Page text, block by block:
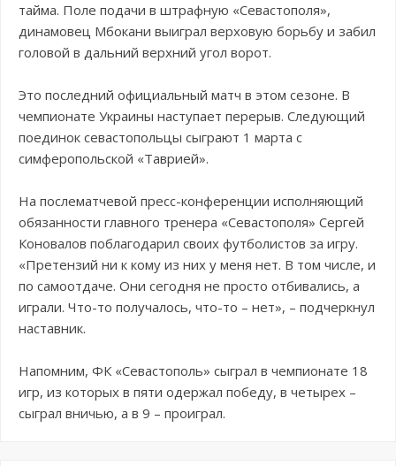
тайма. Поле подачи в штрафную «Севастополя»,
динамовец Мбокани выиграл верховую борьбу и забил
головой в дальний верхний угол ворот.
Это последний официальный матч в этом сезоне. В
чемпионате Украины наступает перерыв. Следующий
поединок севастопольцы сыграют 1 марта с
симферопольской «Таврией».
На послематчевой пресс-конференции исполняющий
обязанности главного тренера «Севастополя» Сергей
Коновалов поблагодарил своих футболистов за игру.
«Претензий ни к кому из них у меня нет. В том числе, и
по самоотдаче. Они сегодня не просто отбивались, а
играли. Что-то получалось, что-то – нет», – подчеркнул
наставник.
Напомним, ФК «Севастополь» сыграл в чемпионате 18
игр, из которых в пяти одержал победу, в четырех –
сыграл вничью, а в 9 – проиграл.